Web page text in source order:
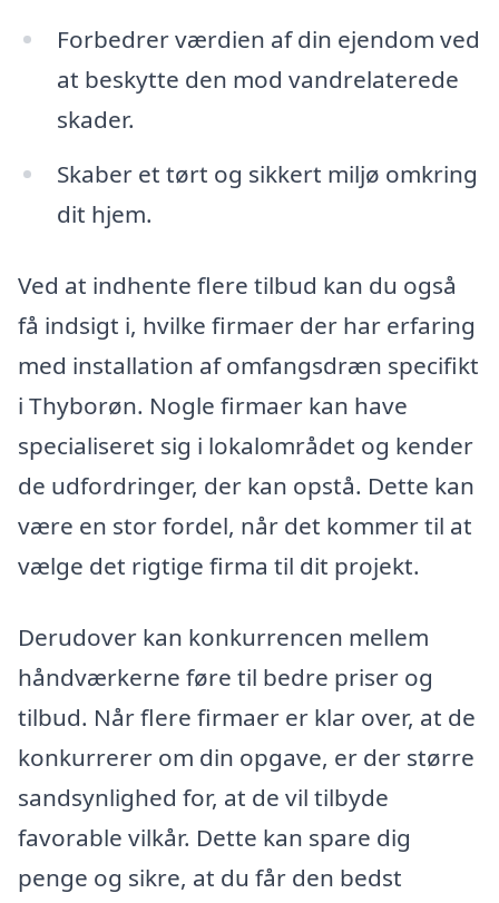
Forbedrer værdien af din ejendom ved
at beskytte den mod vandrelaterede
skader.
Skaber et tørt og sikkert miljø omkring
dit hjem.
Ved at indhente flere tilbud kan du også
få indsigt i, hvilke firmaer der har erfaring
med installation af omfangsdræn specifikt
i Thyborøn. Nogle firmaer kan have
specialiseret sig i lokalområdet og kender
de udfordringer, der kan opstå. Dette kan
være en stor fordel, når det kommer til at
vælge det rigtige firma til dit projekt.
Derudover kan konkurrencen mellem
håndværkerne føre til bedre priser og
tilbud. Når flere firmaer er klar over, at de
konkurrerer om din opgave, er der større
sandsynlighed for, at de vil tilbyde
favorable vilkår. Dette kan spare dig
penge og sikre, at du får den bedst